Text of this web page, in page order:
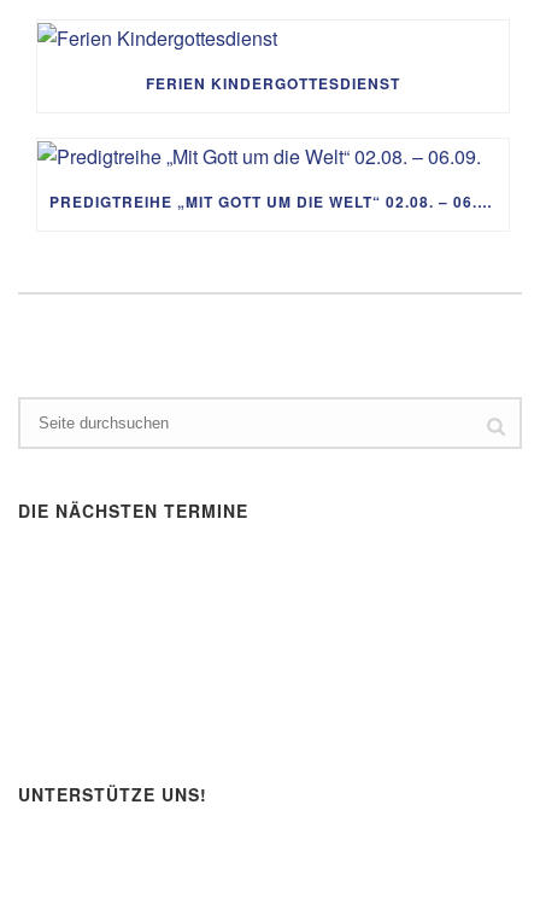
FERIEN KINDERGOTTESDIENST
PREDIGTREIHE „MIT GOTT UM DIE WELT“ 02.08. – 06.09.
DIE NÄCHSTEN TERMINE
UNTERSTÜTZE UNS!